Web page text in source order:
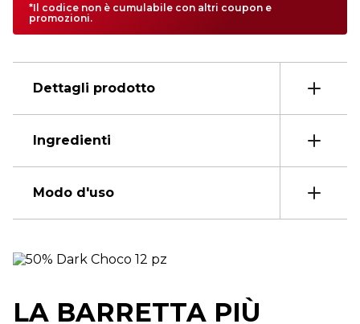
*Il codice non è cumulabile con altri coupon e
promozioni.
Dettagli prodotto
Ingredienti
Modo d'uso
LA BARRETTA PIÙ